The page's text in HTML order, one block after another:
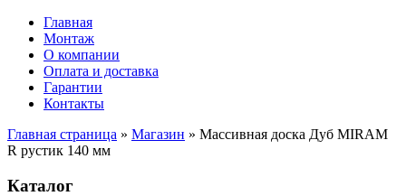
Главная
Монтаж
О компании
Оплата и доставка
Гарантии
Контакты
Главная страница » Магазин » Массивная доска Дуб MIRAM
R рустик 140 мм
Каталог